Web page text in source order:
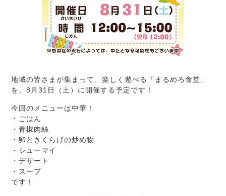
地域の皆さまが集まって、楽しく遊べる「まるめろ食堂」
を、8月31日（土）に開催する予定です！
今回のメニューは中華！
・ごはん
・青椒肉絲
・卵ときくらげの炒め物
・シューマイ
・デザート
・スープ
です！